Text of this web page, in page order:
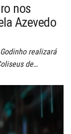
nos
Azevedo
realizará
de…